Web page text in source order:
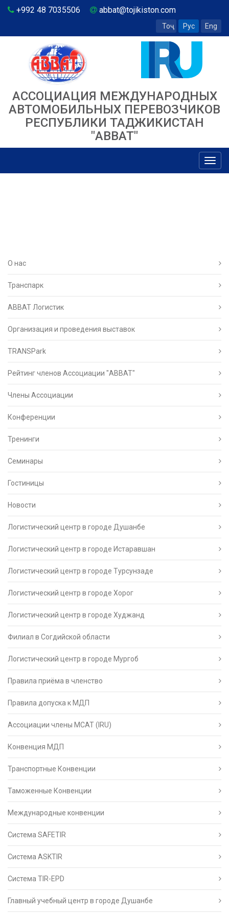
+992 48 7035506 abbat@tojikiston.com
Тоҷ Рус Eng
АССОЦИАЦИЯ МЕЖДУНАРОДНЫХ
АВТОМОБИЛЬНЫХ ПЕРЕВОЗЧИКОВ
РЕСПУБЛИКИ ТАДЖИКИСТАН
"ABBAT"
О нас
Транспарк
ABBAT Логистик
Организация и проведения выставок
TRANSPark
Рейтинг членов Ассоциации "АВВАТ"
Члены Ассоциации
Конференции
Тренинги
Семинары
Гостиницы
Новости
Логистический центр в городе Душанбе
Логистический центр в городе Истаравшан
Логистический центр в городе Турсунзаде
Логистический центр в городе Хорог
Логистический центр в городе Худжанд
Филиал в Согдийской области
Логистический центр в городе Мургоб
Правила приёма в членство
Правила допуска к МДП
Ассоциации члены МСАТ (IRU)
Конвенция МДП
Транспортные Конвенции
Таможенные Конвенции
Международные конвенции
Система SAFETIR
Система ASKTIR
Система TIR-EPD
Главный учебный центр в городе Душанбе